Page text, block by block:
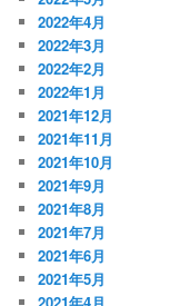
2022年4月
2022年3月
2022年2月
2022年1月
2021年12月
2021年11月
2021年10月
2021年9月
2021年8月
2021年7月
2021年6月
2021年5月